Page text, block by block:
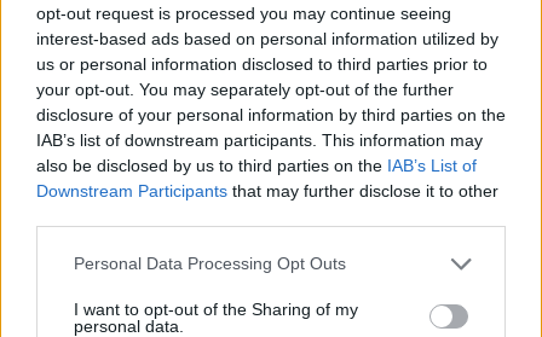
opt-out request is processed you may continue seeing
interest-based ads based on personal information utilized by
us or personal information disclosed to third parties prior to
your opt-out. You may separately opt-out of the further
disclosure of your personal information by third parties on the
IAB’s list of downstream participants. This information may
also be disclosed by us to third parties on the IAB’s List of
Downstream Participants that may further disclose it to other
Personal Data Processing Opt Outs
I want to opt-out of the Sharing of my
personal data.
inps
5.428 euro
2023-05-30
Contributo a fondo perduto [e modifiche ai sensi
della decisione SA. 62668 e decisione C(2022) 171 final)
SA 101076)
agenzia delle entrate
2023-03-30
seguito della crisi economica causata dall'epidemia di